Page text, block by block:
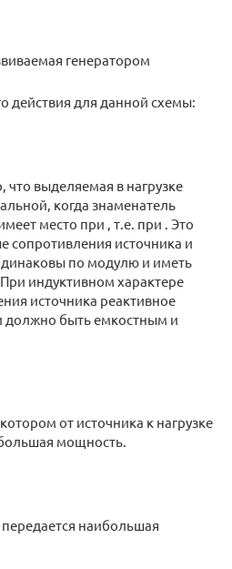
генератором
действия для данной схемы:
выделяемая в нагрузке
когда знаменатель
место при , т.е. при . Это
сопротивления источника и
по модулю и иметь
индуктивном характере
источника реактивное
должно быть емкостным и
от источника к нагрузке
мощность.
передается наибольшая